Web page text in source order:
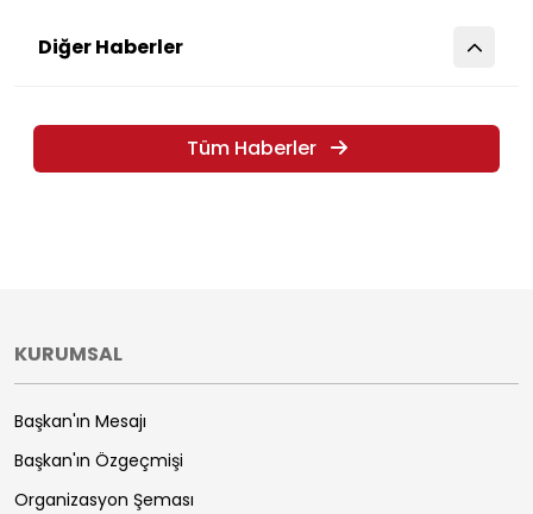
Diğer Haberler
Tüm Haberler
KURUMSAL
Başkan'ın Mesajı
Başkan'ın Özgeçmişi
Organizasyon Şeması